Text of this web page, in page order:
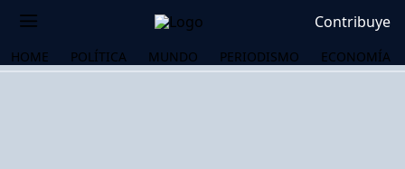
Contribuye
HOME POLÍTICA MUNDO PERIODISMO ECONOMÍA